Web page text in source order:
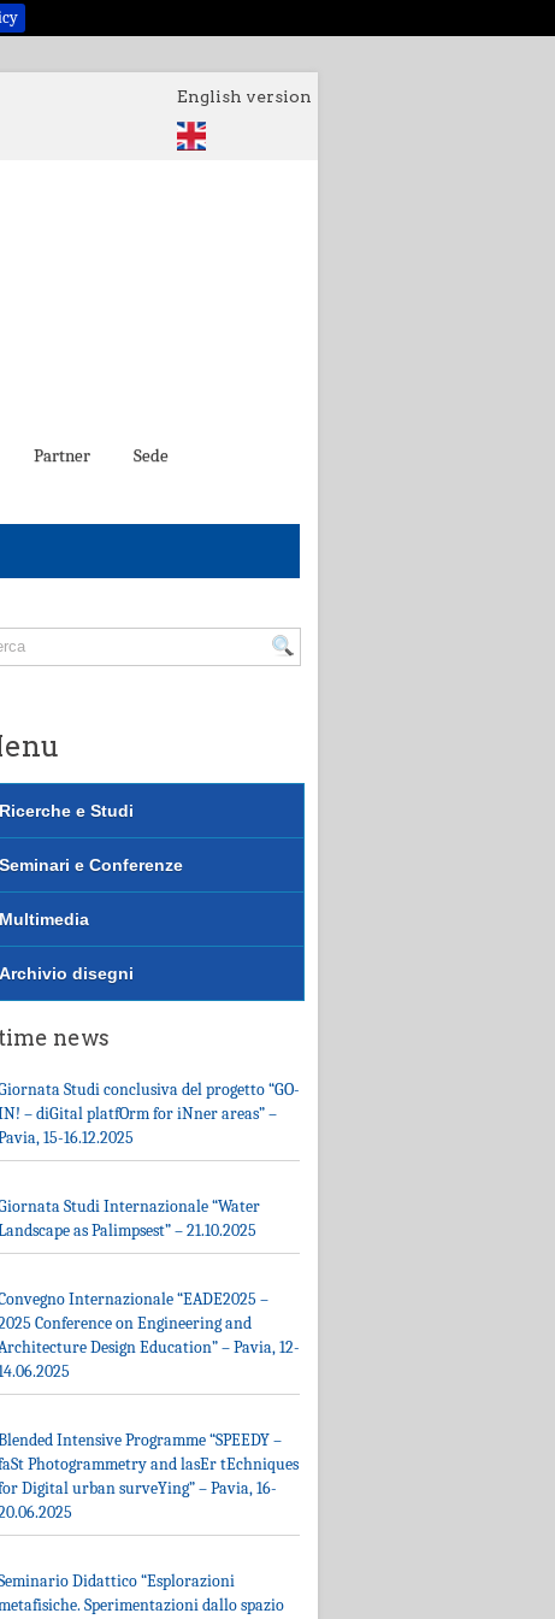
English version
Partner Sede
Ricerche e Studi
Seminari e Conferenze
Multimedia
Archivio disegni
news
Studi conclusiva del progetto “GO-
– diGital platfOrm for iNner areas” –
15-16.12.2025
Studi Internazionale “Water
as Palimpsest” – 21.10.2025
Internazionale “EADE2025 –
Conference on Engineering and
Design Education” – Pavia, 12-
Intensive Programme “SPEEDY –
Photogrammetry and lasEr tEchniques
Digital urban surveYing” – Pavia, 16-
Didattico “Esplorazioni
Sperimentazioni dallo spazio